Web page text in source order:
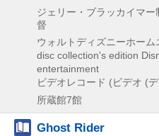
ジェリー・ブラッカイマ
督
ウォルトディズニーホーム
disc collection's edition
entertainment
ビデオレコード (ビデオ (
所蔵館7館
Ghost Rider